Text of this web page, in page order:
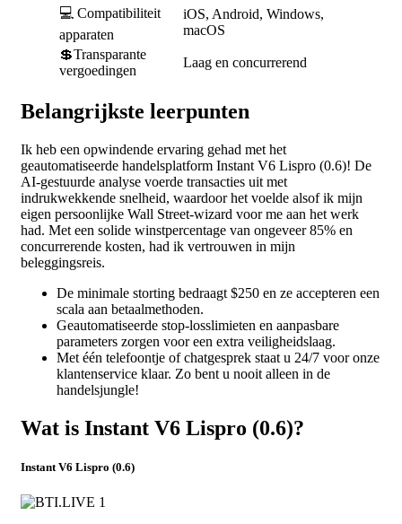
💻 Compatibiliteit
apparaten
iOS, Android, Windows,
macOS
💲Transparante
vergoedingen
Laag en concurrerend
Belangrijkste leerpunten
Ik heb een opwindende ervaring gehad met het
geautomatiseerde handelsplatform Instant V6 Lispro (0.6)! De
AI-gestuurde analyse voerde transacties uit met
indrukwekkende snelheid, waardoor het voelde alsof ik mijn
eigen persoonlijke Wall Street-wizard voor me aan het werk
had. Met een solide winstpercentage van ongeveer 85% en
concurrerende kosten, had ik vertrouwen in mijn
beleggingsreis.
De minimale storting bedraagt $250 en ze accepteren een
scala aan betaalmethoden.
Geautomatiseerde stop-losslimieten en aanpasbare
parameters zorgen voor een extra veiligheidslaag.
Met één telefoontje of chatgesprek staat u 24/7 voor onze
klantenservice klaar. Zo bent u nooit alleen in de
handelsjungle!
Wat is Instant V6 Lispro (0.6)?
Instant V6 Lispro (0.6)